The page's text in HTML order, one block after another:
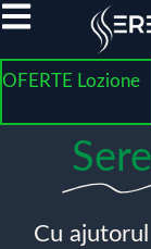
OFERTE Lozione
Cu